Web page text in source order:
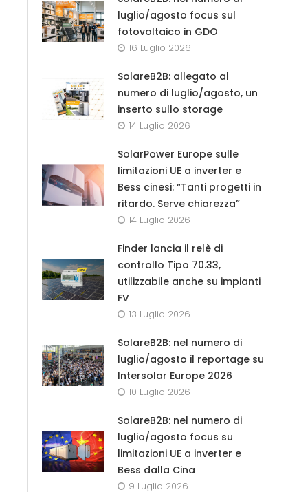
luglio/agosto focus sul
fotovoltaico in GDO
16 Luglio 2026
SolareB2B: allegato al
numero di luglio/agosto, un
inserto sullo storage
14 Luglio 2026
SolarPower Europe sulle
limitazioni UE a inverter e
Bess cinesi: “Tanti progetti in
ritardo. Serve chiarezza”
14 Luglio 2026
Finder lancia il relè di
controllo Tipo 70.33,
utilizzabile anche su impianti
FV
13 Luglio 2026
SolareB2B: nel numero di
luglio/agosto il reportage su
Intersolar Europe 2026
10 Luglio 2026
SolareB2B: nel numero di
luglio/agosto focus su
limitazioni UE a inverter e
Bess dalla Cina
9 Luglio 2026